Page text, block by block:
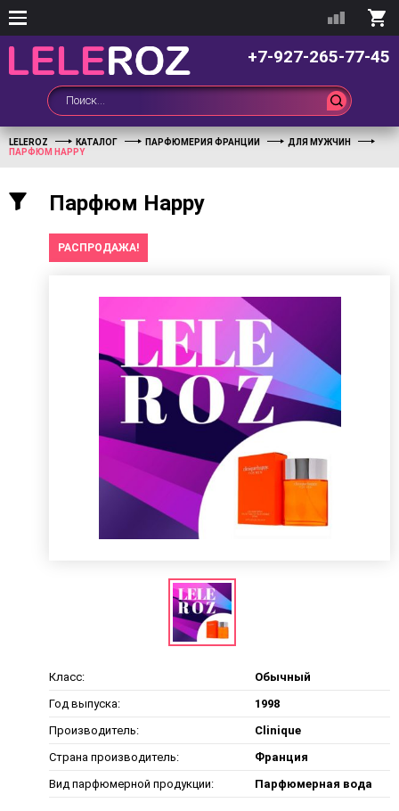
+7-927-265-77-45
LELEROZ КАТАЛОГ ПАРФЮМЕРИЯ ФРАНЦИИ
ДЛЯ МУЖЧИН
ПАРФЮМ HAPPY
Парфюм Happy
РАСПРОДАЖА!
Класс:
Обычный
Год выпуска:
1998
Производитель:
Clinique
Страна производитель:
Франция
Вид парфюмерной продукции:
Парфюмерная вода